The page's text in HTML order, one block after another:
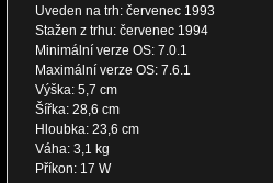
Uveden na trh: červenec 1993
Stažen z trhu: červenec 1994
Minimální verze OS: 7.0.1
Maximální verze OS: 7.6.1
Výška: 5,7 cm
Šířka: 28,6 cm
Hloubka: 23,6 cm
Váha: 3,1 kg
Příkon: 17 W